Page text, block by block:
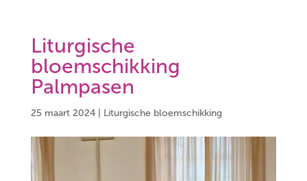
Liturgische
bloemschikking
Palmpasen
25 maart 2024 Liturgische bloemschikking